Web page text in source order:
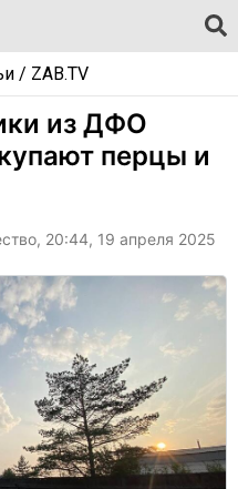
/ ZAB.TV
из ДФО
перцы и
20:44, 19 апреля 2025